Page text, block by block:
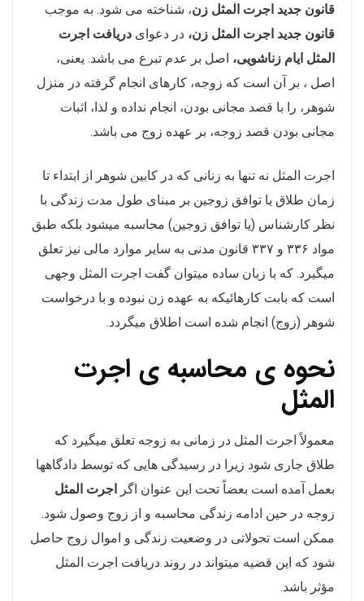
قانون جدید اجرت المثل زن، شناخته می شود. به موجب
قانون جدید اجرت المثل زن، در دعوای دریافت اجرت
المثل ایام زناشویی، اصل بر عدم تبرع می باشد. یعنی،
اصل ، بر آن است که زوجه، کارهای انجام گرفته در منزل
شوهر، را با قصد مجانی بودن، انجام نداده و لذا، اثبات
مجانی بودن قصد زوجه، بر عهده زوج می باشد.
اجرت المثل نه تنها به زنانی که در کابین شوهر از ابتداء تا
زمان طلاق یا توافق زوجین بر مبنای طول مدت زندگی با
نظر کارشناس (یا توافق زوجین) محاسبه میشود بلکه طبق
مواد ۳۳۶ و ۳۳۷ قانون مدنی به سایر موارد مالی نیز تعلق
میگیرد. که با زبان ساده میتوان گفت اجرت المثل وجهی
است که بابت کارهائیکه به عهده زن نبوده و با درخواست
شوهر (زوج) انجام شده است اطلاق میگردد.
نحوه ی محاسبه ی اجرت
المثل
معمولاً اجرت المثل در زمانی به زوجه تعلق میگیرد که
طلاق جاری شود زیرا در رسیدگی هایی که توسط دادگاهها
بعمل آمده است بعضاً تحت این عنوان اگر اجرت المثل
زوجه در حین ادامه زندگی محاسبه و از زوج وصول شود.
ممکن است تحولاتی در وضعیت زندگی و اموال زوج حاصل
شود که این قضیه میتواند در روند دریافت اجرت المثل
مؤثر باشد.